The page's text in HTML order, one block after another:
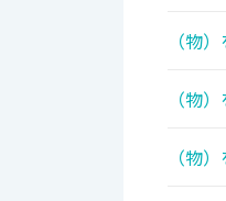
（物
（物
（物